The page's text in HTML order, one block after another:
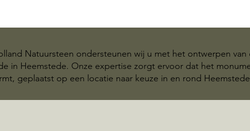
Natuursteen ondersteunen wij u met het ontwerpen van
in Heemstede. Onze expertise zorgt ervoor dat het
geplaatst op een locatie naar keuze in en rond